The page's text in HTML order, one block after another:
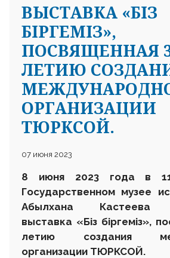
ВЫСТАВКА «БІЗ
БІРГЕМІЗ»,
ПОСВЯЩЕННАЯ
ЛЕТИЮ
ОРГАНИЗАЦИИ
ТЮРКСОЙ.
07 июня 2023
8 июня 2023 года в
Государственном музее
Абылхана Кастеева
выставка «Біз біргеміз»,
летию создания
организации ТЮРКСОЙ.